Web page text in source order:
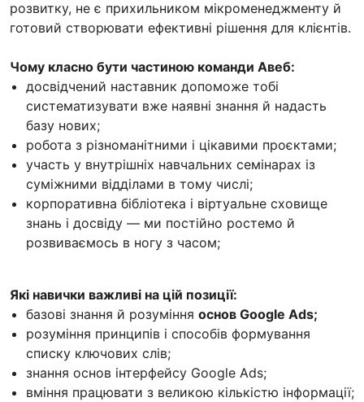
розвитку, не є прихильником мікроменеджменту й
готовий створювати ефективні рішення для клієнтів.
Чому класно бути частиною команди Авеб:
досвідчений наставник допоможе тобі
систематизувати вже наявні знання й надасть
базу нових;
робота з різноманітними і цікавими проєктами;
участь у внутрішніх навчальних семінарах із
суміжними відділами в тому числі;
корпоративна бібліотека і віртуальне сховище
знань і досвіду — ми постійно ростемо й
розвиваємось в ногу з часом;
Які навички важливі на цій позиції:
базові знання й розуміння основ Google Ads;
розуміння принципів і способів формування
списку ключових слів;
знання основ інтерфейсу Google Ads;
вміння працювати з великою кількістю інформації;